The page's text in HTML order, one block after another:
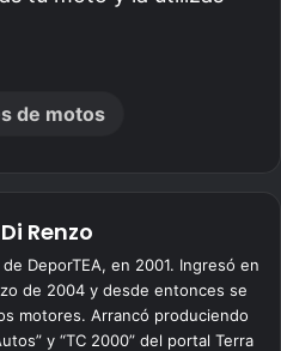
de motos
Renzo
DeporTEA, en 2001. Ingresó en
de 2004 y desde entonces se
motores. Arrancó produciendo
y “TC 2000” del portal Terra